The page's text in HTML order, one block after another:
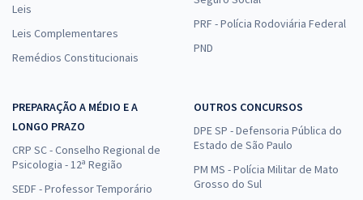
Leis
Leis Complementares
Remédios Constitucionais
PRF - Polícia Rodoviária Federal
PND
PREPARAÇÃO A MÉDIO E A
LONGO PRAZO
CRP SC - Conselho Regional de
Psicologia - 12ª Região
SEDF - Professor Temporário
OUTROS CONCURSOS
DPE SP - Defensoria Pública do
Estado de São Paulo
PM MS - Polícia Militar de Mato
Grosso do Sul